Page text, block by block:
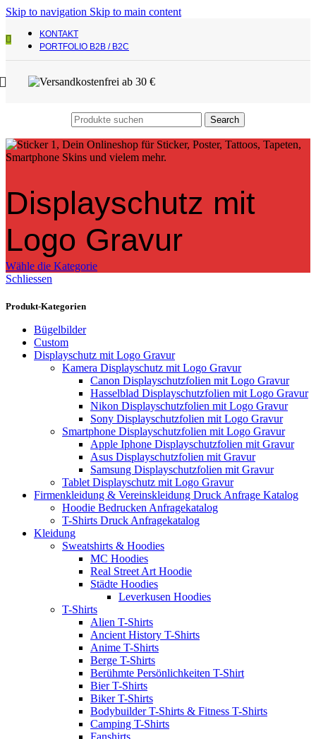
Skip to navigation Skip to main content
KONTAKT
PORTFOLIO B2B / B2C
Search
Displayschutz mit
Logo Gravur
Wähle die Kategorie
Schliessen
Produkt-Kategorien
Bügelbilder
Custom
Displayschutz mit Logo Gravur
Kamera Displayschutz mit Logo Gravur
Canon Displayschutzfolien mit Logo Gravur
Hasselblad Displayschutzfolien mit Logo Gravur
Nikon Displayschutzfolien mit Logo Gravur
Sony Displayschutzfolien mit Logo Gravur
Smartphone Displayschutzfolien mit Logo Gravur
Apple Iphone Displayschutzfolien mit Gravur
Asus Displayschutzfolien mit Gravur
Samsung Displayschutzfolien mit Gravur
Tablet Displayschutz mit Logo Gravur
Firmenkleidung & Vereinskleidung Druck Anfrage Katalog
Hoodie Bedrucken Anfragekatalog
T-Shirts Druck Anfragekatalog
Kleidung
Sweatshirts & Hoodies
MC Hoodies
Real Street Art Hoodie
Städte Hoodies
Leverkusen Hoodies
T-Shirts
Alien T-Shirts
Ancient History T-Shirts
Anime T-Shirts
Berge T-Shirts
Berühmte Persönlichkeiten T-Shirt
Bier T-Shirts
Biker T-Shirts
Bodybuilder T-Shirts & Fitness T-Shirts
Camping T-Shirts